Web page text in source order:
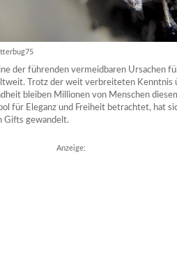
der führenden vermeidbaren Ursachen
Trotz der weit verbreiteten Kenntnis
bleiben Millionen von Menschen
für Eleganz und Freiheit betrachtet, hat
Gifts gewandelt.
Anzeige: